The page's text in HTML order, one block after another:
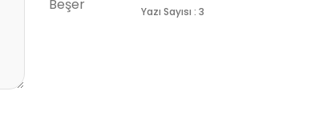
Yazı Sayısı : 3